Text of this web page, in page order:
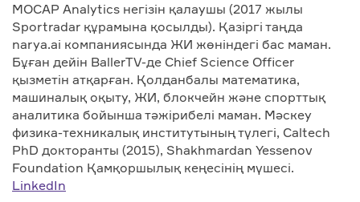
MOCAP Analytics негізін қалаушы (2017 жылы
Sportradar құрамына қосылды). Қазіргі таңда
narya.ai компаниясында ЖИ жөніндегі бас маман.
Бұған дейін BallerTV-де Chief Science Officer
қызметін атқарған. Қолданбалы математика,
машиналық оқыту, ЖИ, блокчейн және спорттық
аналитика бойынша тәжірибелі маман. Мәскеу
физика-техникалық институтының түлегі, Caltech
PhD докторанты (2015), Shakhmardan Yessenov
Foundation Қамқоршылық кеңесінің мүшесі.
LinkedIn